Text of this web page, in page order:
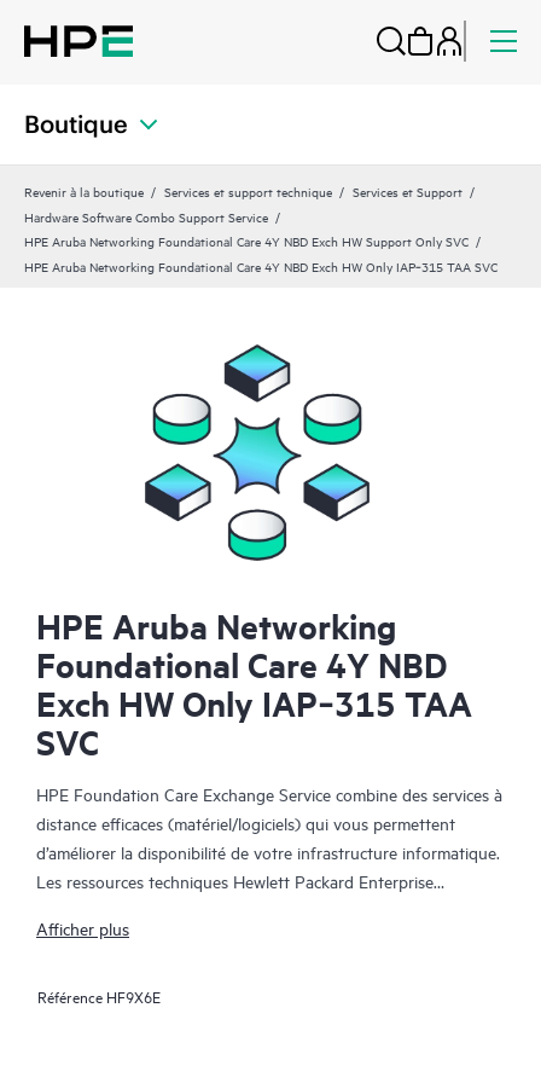
Boutique
Revenir à la boutique Services et support technique
Services et Support
Hardware Software Combo Support Service
HPE Aruba Networking Foundational Care 4Y NBD Exch HW Support Only SVC
HPE Aruba Networking Foundational Care 4Y NBD Exch HW Only IAP‑315 TAA SVC
HPE Aruba Networking
Foundational Care 4Y NBD
Exch HW Only IAP‑315 TAA
SVC
HPE Foundation Care Exchange Service combine des services à
distance efficaces (matériel/logiciels) qui vous permettent
d’améliorer la disponibilité de votre infrastructure informatique.
Les ressources techniques Hewlett Packard Enterprise
problèmes matériels et logiciels survenus sur vos produits HPE.
Le service d’échange matériel propose un échange de pièces
Afficher plus
Référence HF9X6E